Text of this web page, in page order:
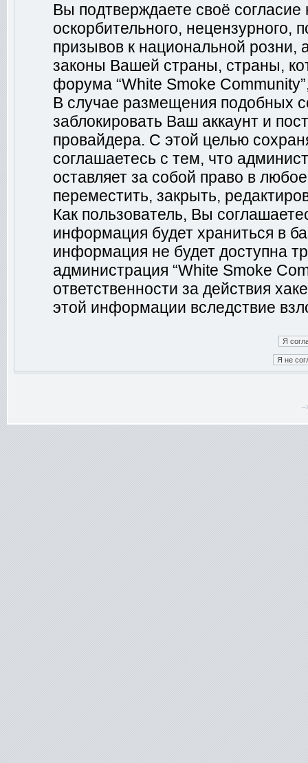
Вы подтверждаете своё
оскорбительного, нецензурного,
призывов к национальной
законы Вашей страны, страны,
форума “White Smoke
В случае размещения подобных
заблокировать Ваш аккаунт и
провайдера. С этой целью
соглашаетесь с тем, что
оставляет за собой право в
переместить, закрыть,
Как пользователь, Вы
информация будет храниться в
информация не будет доступна
администрация “White Smoke
ответственности за действия
этой информации вследствие
--